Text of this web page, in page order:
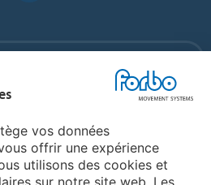
vos données
offrir une expérience
utilisons des cookies et
sur notre site web. Les